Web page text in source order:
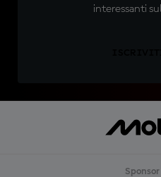
interessanti